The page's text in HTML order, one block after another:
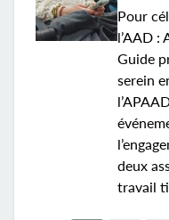
Pour
l’AAD :
Guide
serein
deux
travail